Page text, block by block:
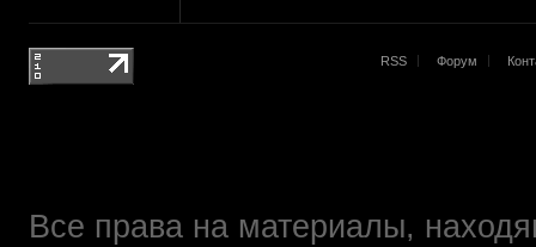
RSS Форум
Все права на материалы,